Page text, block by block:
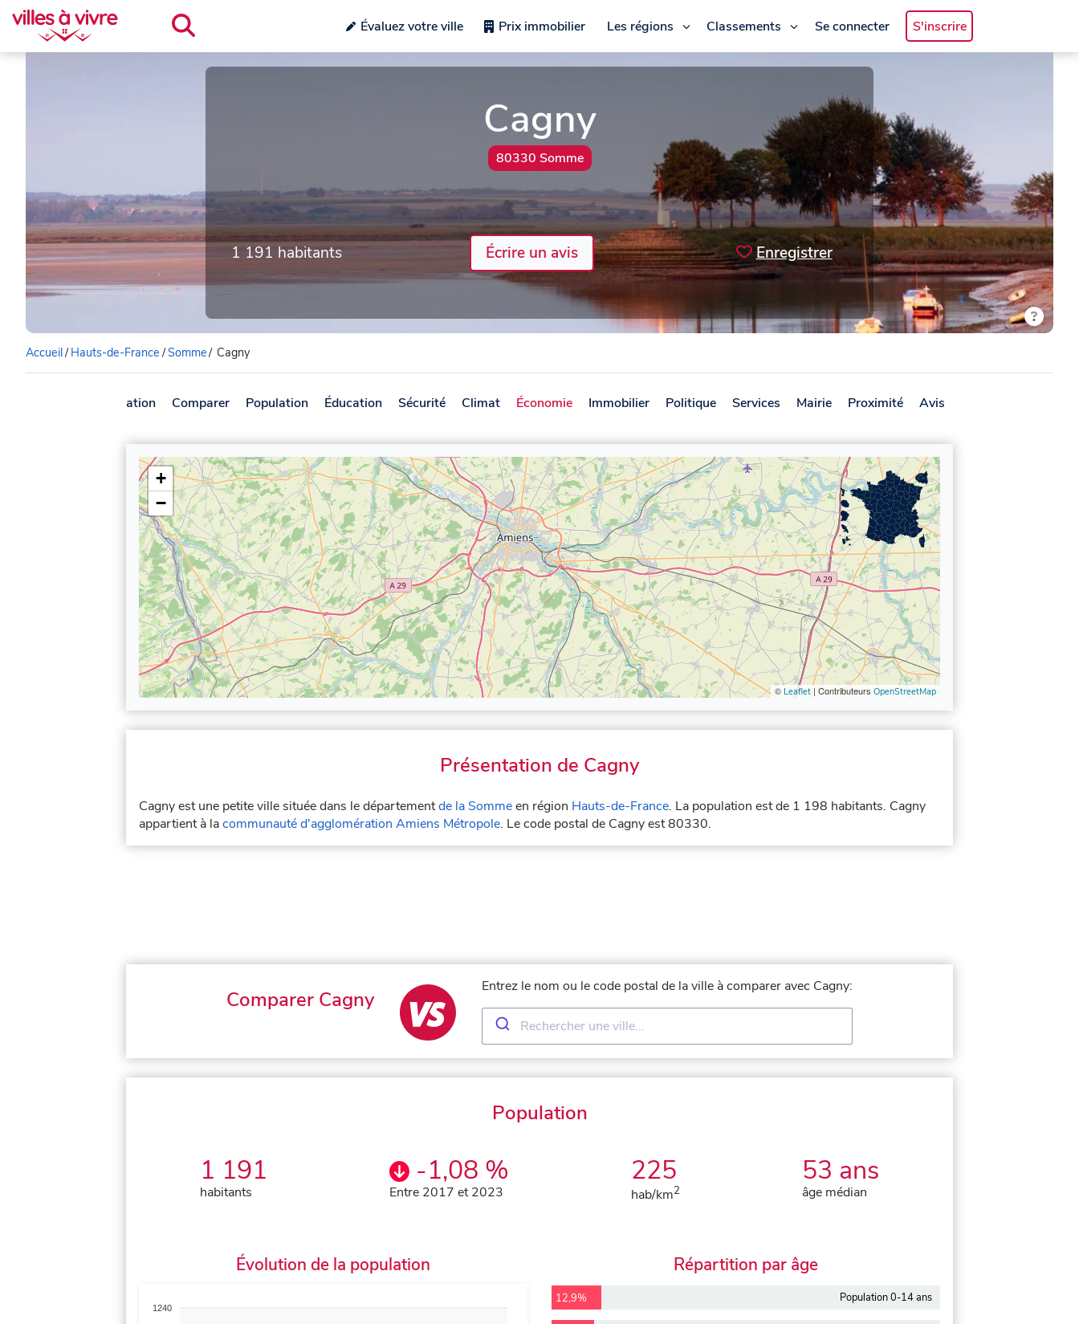
Évaluez votre ville Prix immobilier Les régions Classements Se connecter S'inscrire
Cagny
80330 Somme
1 191 habitants Écrire un avis Enregistrer
Accueil/ Hauts-de-France/Somme/ Cagny
Présentation Comparer Population Éducation Sécurité Climat Économie Immobilier Politique Services Mairie Proximité Avis
+
−
© Leaflet | Contributeurs OpenStreetMap
Présentation de Cagny
Cagny est une petite ville située dans le départementde la Sommeen région Hauts-de-France. La population est de 1 198 habitants. Cagny
appartient à lacommunauté d'agglomération Amiens Métropole. Le code postal de Cagny est 80330.
Comparer Cagny
Entrez le nom ou le code postal de la ville à comparer avec Cagny:
Population
1 191
habitants
-1,08 %
Entre 2017 et 2023
225
hab/km2
53 ans
âge médian
Évolution de la population
1240
Répartition par âge
12,9% Population 0-14 ans